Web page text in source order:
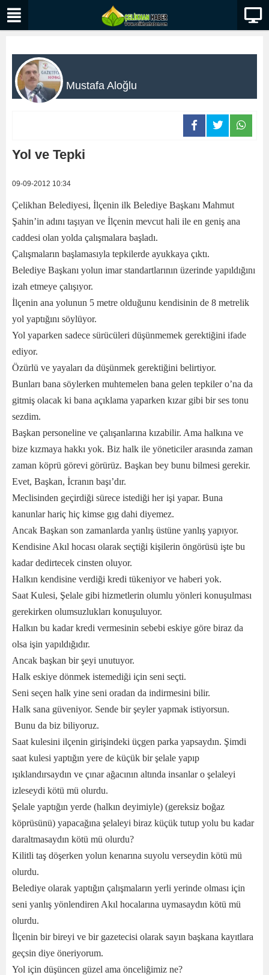
Mustafa Aloğlu
Yol ve Tepki
09-09-2012 10:34
Çelikhan Belediyesi, İlçenin ilk Belediye Başkanı Mahmut
Şahin’in adını taşıyan ve İlçenin mevcut hali ile en geniş ana
caddesi olan yolda çalışmalara başladı.
Çalışmaların başlamasıyla tepkilerde ayukkaya çıktı.
Belediye Başkanı yolun imar standartlarının üzerinde yapıldığını
izah etmeye çalışıyor.
İlçenin ana yolunun 5 metre olduğunu kendisinin de 8 metrelik
yol yaptığını söylüyor.
Yol yaparken sadece sürücüleri düşünmemek gerektiğini ifade
ediyor.
Özürlü ve yayaları da düşünmek gerektiğini belirtiyor.
Bunları bana söylerken muhtemelen bana gelen tepkiler o’na da
gitmiş olacak ki bana açıklama yaparken kızar gibi bir ses tonu
sezdim.
Başkan personeline ve çalışanlarına kızabilir. Ama halkına ve
bize kızmaya hakkı yok. Biz halk ile yöneticiler arasında zaman
zaman köprü görevi görürüz. Başkan bey bunu bilmesi gerekir.
Evet, Başkan, İcranın başı’dır.
Meclisinden geçirdiği sürece istediği her işi yapar. Buna
kanunlar hariç hiç kimse gıg dahi diyemez.
Ancak Başkan son zamanlarda yanlış üstüne yanlış yapıyor.
Kendisine Akıl hocası olarak seçtiği kişilerin öngörüsü işte bu
kadar dedirtecek cinsten oluyor.
Halkın kendisine verdiği kredi tükeniyor ve haberi yok.
Saat Kulesi, Şelale gibi hizmetlerin olumlu yönleri konuşulması
gerekirken olumsuzlukları konuşuluyor.
Halkın bu kadar kredi vermesinin sebebi eskiye göre biraz da
olsa işin yapıldığıdır.
Ancak başkan bir şeyi unutuyor.
Halk eskiye dönmek istemediği için seni seçti.
Seni seçen halk yine seni oradan da indirmesini bilir.
Halk sana güveniyor. Sende bir şeyler yapmak istiyorsun.
Bunu da biz biliyoruz.
Saat kulesini ilçenin girişindeki üçgen parka yapsaydın. Şimdi
saat kulesi yaptığın yere de küçük bir şelale yapıp
ışıklandırsaydın ve çınar ağacının altında insanlar o şelaleyi
izleseydi kötü mü olurdu.
Şelale yaptığın yerde (halkın deyimiyle) (gereksiz boğaz
köprüsünü) yapacağına şelaleyi biraz küçük tutup yolu bu kadar
daraltmasaydın kötü mü olurdu?
Kilitli taş döşerken yolun kenarına suyolu verseydin kötü mü
olurdu.
Belediye olarak yaptığın çalışmaların yerli yerinde olması için
seni yanlış yönlendiren Akıl hocalarına uymasaydın kötü mü
olurdu.
İlçenin bir bireyi ve bir gazetecisi olarak sayın başkana kayıtlara
geçsin diye öneriyorum.
Yol için düşüncen güzel ama önceliğimiz ne?